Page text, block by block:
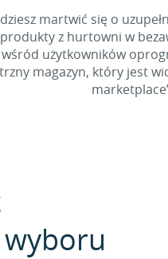
martwić się o
z hurtowni w
użytkowników
magazyn, który jest